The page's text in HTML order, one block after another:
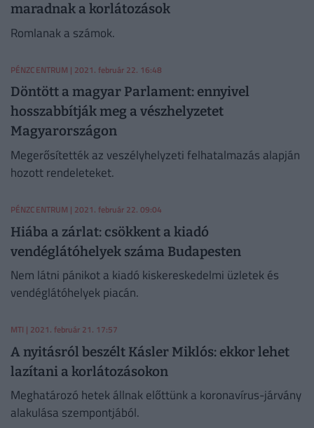
maradnak a korlátozások
Romlanak a számok.
PÉNZCENTRUM | 2021. február 22. 16:48
Döntött a magyar Parlament: ennyivel
hosszabbítják meg a vészhelyzetet
Magyarországon
Megerősítették az veszélyhelyzeti felhatalmazás alapján
hozott rendeleteket.
PÉNZCENTRUM | 2021. február 22. 09:04
Hiába a zárlat: csökkent a kiadó
vendéglátóhelyek száma Budapesten
Nem látni pánikot a kiadó kiskereskedelmi üzletek és
vendéglátóhelyek piacán.
MTI | 2021. február 21. 17:57
A nyitásról beszélt Kásler Miklós: ekkor lehet
lazítani a korlátozásokon
Meghatározó hetek állnak előttünk a koronavírus-járvány
alakulása szempontjából.